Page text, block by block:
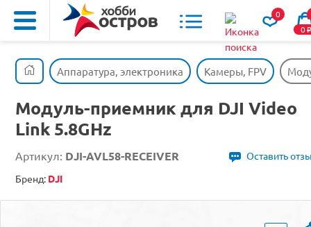
0
0o
Аппаратура, электроника Камеры, FPV
Модуль-приемник для DJI Video
Link 5.8GHz
Артикул: DJI-AVL58-RECEIVER
Оставить
Бренд: DJI